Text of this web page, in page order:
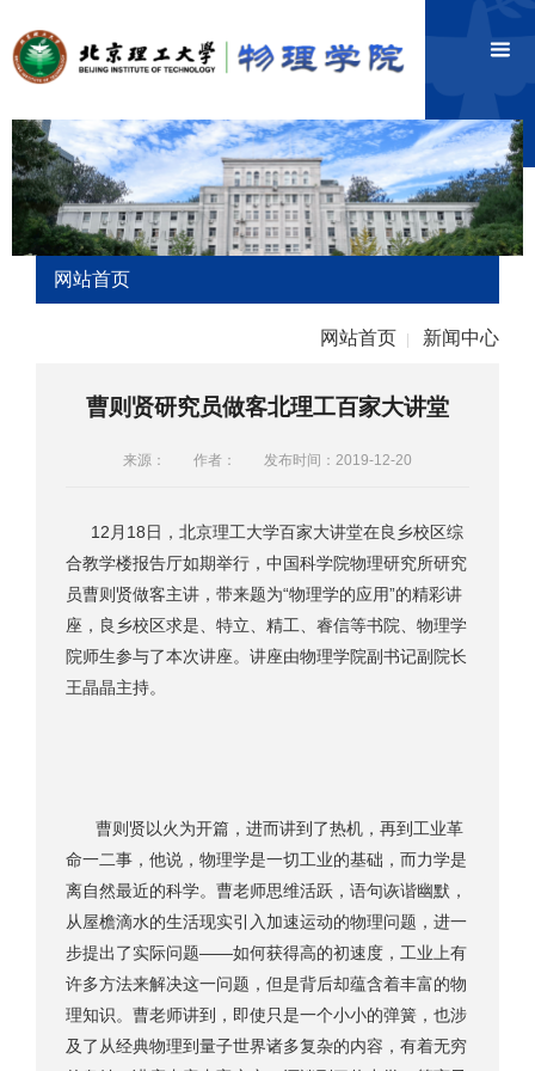
网站首页
网站首页 新闻中心
曹则贤研究员做客北理工百家大讲堂
来源： 作者： 发布时间：2019-12-20
12月18日，北京理工大学百家大讲堂在良乡校区综
合教学楼报告厅如期举行，中国科学院物理研究所研究
员曹则贤做客主讲，带来题为“物理学的应用”的精彩讲
座，良乡校区求是、特立、精工、睿信等书院、物理学
院师生参与了本次讲座。讲座由物理学院副书记副院长
王晶晶主持。
曹则贤以火为开篇，进而讲到了热机，再到工业革
命一二事，他说，物理学是一切工业的基础，而力学是
离自然最近的科学。曹老师思维活跃，语句诙谐幽默，
从屋檐滴水的生活现实引入加速运动的物理问题，进一
步提出了实际问题——如何获得高的初速度，工业上有
许多方法来解决这一问题，但是背后却蕴含着丰富的物
理知识。曹老师讲到，即使只是一个小小的弹簧，也涉
及了从经典物理到量子世界诸多复杂的内容，有着无穷